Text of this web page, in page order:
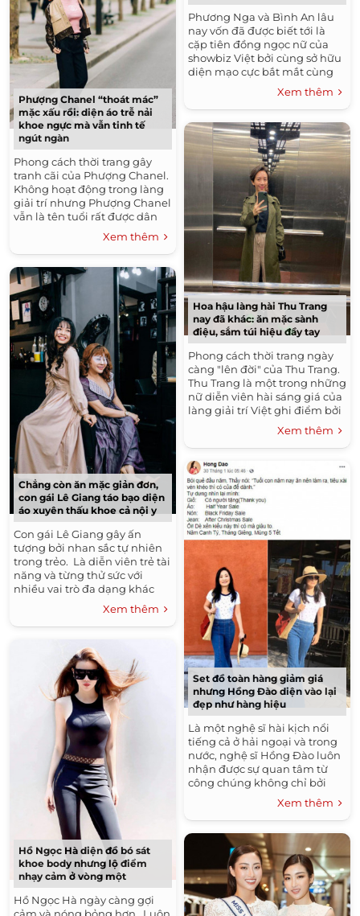
Phượng Chanel “thoát mác”
mặc xấu rồi: diện áo trễ nải
khoe ngực mà vẫn tinh tế
ngút ngàn
Phong cách thời trang gây
tranh cãi của Phượng Chanel.
Không hoạt động trong làng
giải trí nhưng Phượng Chanel
vẫn là tên tuổi rất được dân
tình "săn đón". Bởi không chỉ
Xem thêm
Chẳng còn ăn mặc giản đơn,
con gái Lê Giang táo bạo diện
áo xuyên thấu khoe cả nội y
Con gái Lê Giang gây ấn
tượng bởi nhan sắc tự nhiên
trong trẻo. Là diễn viên trẻ tài
năng và từng thử sức với
nhiều vai trò đa dạng khác
nhau tại làng giải trí, Lê Lộc
Xem thêm
Hồ Ngọc Hà diện đồ bó sát
khoe body nhưng lộ điểm
nhạy cảm ở vòng một
Hồ Ngọc Hà ngày càng gợi
Phương Nga và Bình An lâu
nay vốn đã được biết tới là
cặp tiên đồng ngọc nữ của
showbiz Việt bởi cùng sở hữu
diện mạo cực bắt mắt cùng
câu chuyện tình yêu đẹp như
mơ. Bên cạnh đó,...
Xem thêm
Hoa hậu làng hài Thu Trang
nay đã khác: ăn mặc sành
điệu, sắm túi hiệu đầy tay
Phong cách thời trang ngày
càng "lên đời" của Thu Trang.
Thu Trang là một trong những
nữ diễn viên hài sáng giá của
làng giải trí Việt ghi điểm bởi
sự giản dị trong tính cách và...
Xem thêm
Set đồ toàn hàng giảm giá
nhưng Hồng Đào diện vào lại
đẹp như hàng hiệu
Là một nghệ sĩ hài kịch nổi
tiếng cả ở hải ngoại và trong
nước, nghệ sĩ Hồng Đào luôn
nhận được sự quan tâm từ
công chúng không chỉ bởi
những sản phẩm mà cô góp
Xem thêm